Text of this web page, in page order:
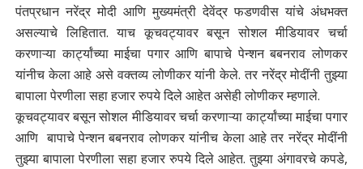
पंतप्रधान नरेंद्र मोदी आणि मुख्यमंत्री देवेंद्र फडणवीस यांचे अंधभक्त
असल्याचे लिहितात. याच कूचवट्यावर बसून सोशल मीडियावर चर्चा
करणाऱ्या कार्ट्यांच्या माईचा पगार आणि बापाचे पेन्शन बबनराव लोणकर
यांनीच केला आहे असे वक्तव्य लोणीकर यांनी केले. तर नरेंद्र मोदींनी तुझ्या
बापाला पेरणीला सहा हजार रुपये दिले आहेत असेही लोणीकर म्हणाले.
कूचवट्यावर बसून सोशल मीडियावर चर्चा करणाऱ्या कार्ट्यांच्या माईचा पगार
आणि बापाचे पेन्शन बबनराव लोणकर यांनीच केला आहे तर नरेंद्र मोदींनी
तुझ्या बापाला पेरणीला सहा हजार रुपये दिले आहेत. तुझ्या अंगावरचे कपडे,